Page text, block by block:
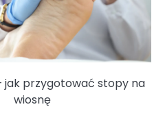
jak przygotować stopy na
wiosnę